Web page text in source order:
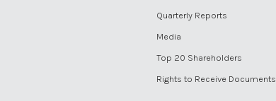
Quarterly Reports
Media
Top 20 Shareholders
Rights to Receive Documents